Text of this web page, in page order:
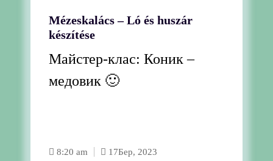
Mézeskalács – Ló és huszár
készítése
Майстер-клас: Коник –
медовик 🙂
8:20 am 17Бер, 2023